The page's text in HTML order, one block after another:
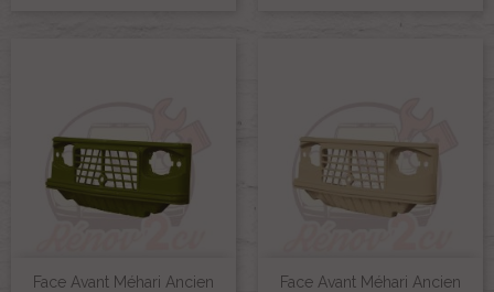
Face Avant Méhari Ancien
Face Avant Méhari Ancien